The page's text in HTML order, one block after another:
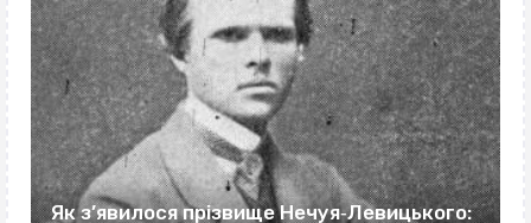
Як з’явилося прізвище Нечуя‐Левицького: